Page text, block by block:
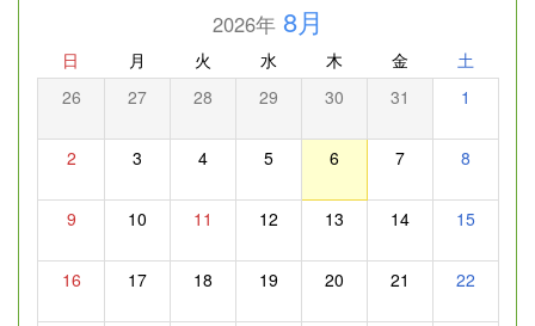
2026年8月
日 月 火 水 木 金 土
26 27 28 29 30 31 1
2 3 4 5 6 7 8
9 10 11 12 13 14 15
16 17 18 19 20 21 22